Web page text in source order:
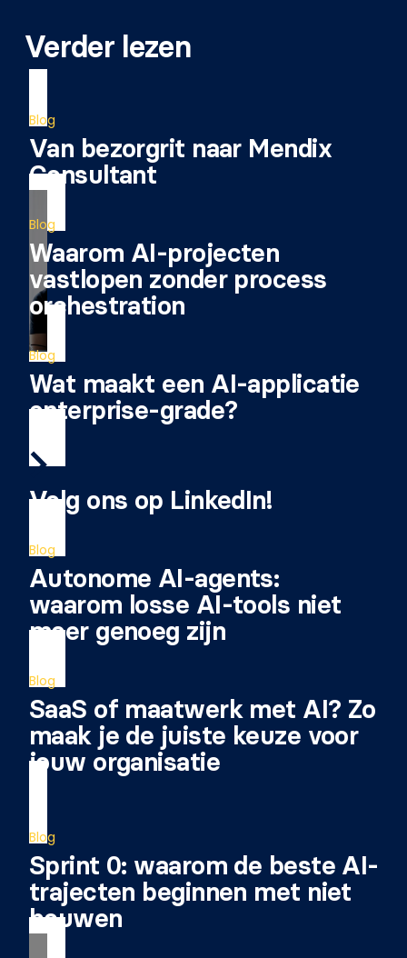
Verder lezen
Blog
Van bezorgrit naar Mendix
Consultant
Blog
Waarom AI-projecten
vastlopen zonder process
orchestration
Blog
Wat maakt een AI-applicatie
enterprise-grade?
Volg ons op LinkedIn!
Blog
Autonome AI-agents:
waarom losse AI-tools niet
meer genoeg zijn
Blog
SaaS of maatwerk met AI? Zo
maak je de juiste keuze voor
jouw organisatie
Blog
Sprint 0: waarom de beste AI-
trajecten beginnen met niet
bouwen